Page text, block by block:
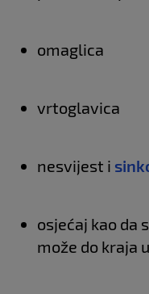
omaglica
vrtoglavica
nesvijest i
osjećaj kao da
može do kraja